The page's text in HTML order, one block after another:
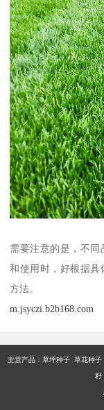
需要注意的是，不
和使用时，好根据具
方法。
m.jsyczi.b2b168.com
主营产品： 草坪种子 草花种
籽